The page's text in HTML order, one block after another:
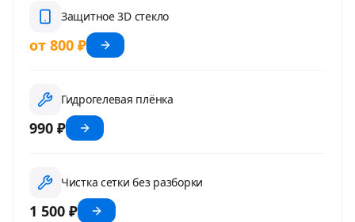
Защитное 3D стекло
от 800 ₽
Гидрогелевая плёнка
990 ₽
Чистка сетки без разборки
1 500 ₽